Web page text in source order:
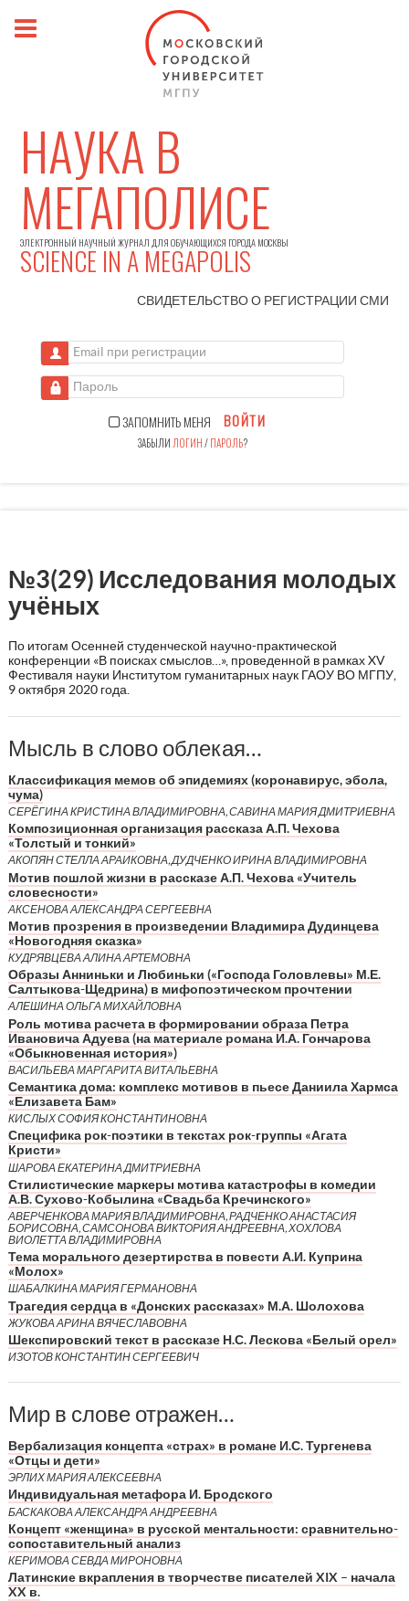
НАУКА В
МЕГАПОЛИСЕ
ЭЛЕКТРОННЫЙ НАУЧНЫЙ ЖУРНАЛ ДЛЯ ОБУЧАЮЩИХСЯ ГОРОДА МОСКВЫ
SCIENCE IN A MEGAPOLIS
СВИДЕТЕЛЬСТВО О РЕГИСТРАЦИИСМИ
Email при регистрации
Пароль
ЗАПОМНИТЬ МЕНЯ ВОЙТИ
ЗАБЫЛИ ЛОГИН/ПАРОЛЬ?
№3(29) Исследования молодых
учёных
По итогам Осенней студенческой научно-практической
конференции «В поисках смыслов…», проведенной в рамках XV
Фестиваля науки Институтом гуманитарных наук ГАОУ ВО МГПУ,
9 октября 2020 года.
Мысль в слово облекая…
Классификация мемов об эпидемиях (коронавирус, эбола,
чума)
СЕРЁГИНА КРИСТИНА ВЛАДИМИРОВНА, САВИНА МАРИЯ ДМИТРИЕВНА
Композиционная организация рассказа А.П. Чехова
«Толстый и тонкий»
АКОПЯН СТЕЛЛА АРАИКОВНА, ДУДЧЕНКО ИРИНА ВЛАДИМИРОВНА
Мотив пошлой жизни в рассказе А.П. Чехова «Учитель
словесности»
АКСЕНОВА АЛЕКСАНДРА СЕРГЕЕВНА
Мотив прозрения в произведении Владимира Дудинцева
«Новогодняя сказка»
КУДРЯВЦЕВА АЛИНА АРТЕМОВНА
Образы Анниньки и Любиньки («Господа Головлевы» М.Е.
Салтыкова-Щедрина) в мифопоэтическом прочтении
АЛЕШИНА ОЛЬГА МИХАЙЛОВНА
Роль мотива расчета в формировании образа Петра
Ивановича Адуева (на материале романа И.А. Гончарова
«Обыкновенная история»)
ВАСИЛЬЕВА МАРГАРИТА ВИТАЛЬЕВНА
Семантика дома: комплекс мотивов в пьесе Даниила Хармса
«Елизавета Бам»
КИСЛЫХ СОФИЯ КОНСТАНТИНОВНА
Специфика рок-поэтики в текстах рок-группы «Агата
Кристи»
ШАРОВА ЕКАТЕРИНА ДМИТРИЕВНА
Стилистические маркеры мотива катастрофы в комедии
А.В. Сухово-Кобылина «Свадьба Кречинского»
АВЕРЧЕНКОВА МАРИЯ ВЛАДИМИРОВНА, РАДЧЕНКО АНАСТАСИЯ
БОРИСОВНА, САМСОНОВА ВИКТОРИЯ АНДРЕЕВНА, ХОХЛОВА
ВИОЛЕТТА ВЛАДИМИРОВНА
Тема морального дезертирства в повести А.И. Куприна
«Молох»
ШАБАЛКИНА МАРИЯ ГЕРМАНОВНА
Трагедия сердца в «Донских рассказах» М.А. Шолохова
ЖУКОВА АРИНА ВЯЧЕСЛАВОВНА
Шекспировский текст в рассказе Н.С. Лескова «Белый орел»
ИЗОТОВ КОНСТАНТИН СЕРГЕЕВИЧ
Мир в слове отражен…
Вербализация концепта «страх» в романе И.С. Тургенева
«Отцы и дети»
ЭРЛИХ МАРИЯ АЛЕКСЕЕВНА
Индивидуальная метафора И. Бродского
БАСКАКОВА АЛЕКСАНДРА АНДРЕЕВНА
Концепт «женщина» в русской ментальности: сравнительно-
сопоставительный анализ
КЕРИМОВА СЕВДА МИРОНОВНА
Латинские вкрапления в творчестве писателей XIX – начала
XX в.